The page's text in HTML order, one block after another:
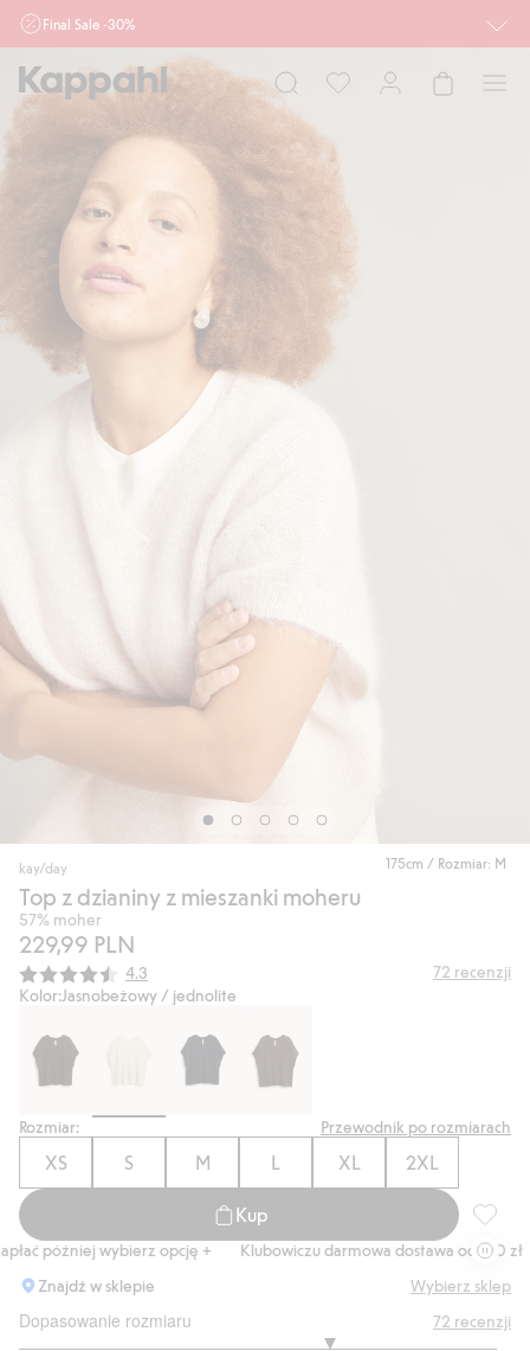
Final Sale -30%
działu outlet do 10.8 w sklepach Kappahl i Newbie oraz na kappahl.com. Ofert
nie łączymy
Mężczyzna Dziecko
175cm / Rozmiar: M
kay/day
Top z dzianiny z mieszanki moheru
57% moher
229,99 PLN
Średnia ocena:
4.3 72 recenzji
Kolor:Jasnobeżowy / jednolite
Rozmiar: Przewodnik po rozmiarach
XS S M L XL 2XL
Kup
Top z
później wybierz opcję + Klubowiczu darmowa dostawa od 150 zł
Znajdź w sklepie
Wybierz sklep
Dopasowanie rozmiaru 72 recenzji